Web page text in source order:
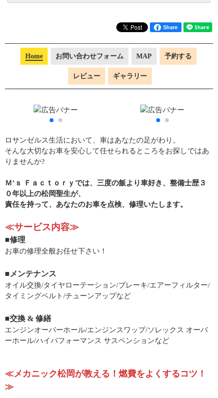
Share
Home お問い合わせフォーム MAP 予約する
レビュー ギャラリー
ロサンゼルス生活において、車はあなたの足がわり。
そんな大切なお車を安心して任せられるところをお探しではあ
りませんか?
Ｍ’ｓ Ｆａｃｔｏｒｙでは、三度の飯より車好き、整備士歴３
０年以上の松岡聖生が、
責任を持って、あなたのお車を点検、修理いたします。
≪サービス内容≫
■修理
お車の修理全般お任せ下さい！
■メンテナンス
オイル交換/タイヤローテーション/ブレーキ/エアーフィルター/
タイミングベルト/チューンアップなど
■交換 & 修繕
エンジンオーバーホール/エンジンスワップ/ソレックス オーバ
ーホール/ハイパフォーマンス サスペンションなど
≪メカニック松岡が教える！燃費をよくするコツ！
≫